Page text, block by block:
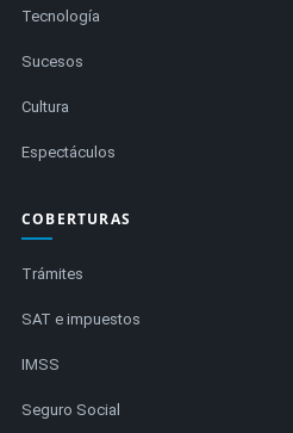
Tecnología
Sucesos
Cultura
Espectáculos
COBERTURAS
Trámites
SAT e impuestos
IMSS
Seguro Social